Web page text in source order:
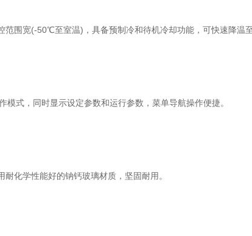
宽(-50℃至室温)，具备预制冷和待机冷却功能，可快速降温至
式，同时显示设定参数和运行参数，菜单导航操作便捷。
化学性能好的钠钙玻璃材质，坚固耐用。